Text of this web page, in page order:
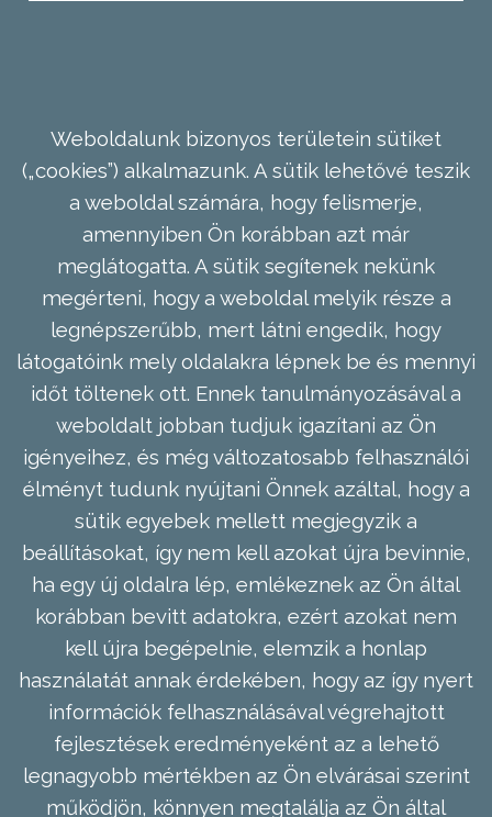
Weboldalunk bizonyos területein sütiket
(„cookies”) alkalmazunk. A sütik lehetővé teszik
a weboldal számára, hogy felismerje,
amennyiben Ön korábban azt már
meglátogatta. A sütik segítenek nekünk
megérteni, hogy a weboldal melyik része a
legnépszerűbb, mert látni engedik, hogy
látogatóink mely oldalakra lépnek be és mennyi
időt töltenek ott. Ennek tanulmányozásával a
weboldalt jobban tudjuk igazítani az Ön
igényeihez, és még változatosabb felhasználói
élményt tudunk nyújtani Önnek azáltal, hogy a
sütik egyebek mellett megjegyzik a
beállításokat, így nem kell azokat újra bevinnie,
ha egy új oldalra lép, emlékeznek az Ön által
korábban bevitt adatokra, ezért azokat nem
kell újra begépelnie, elemzik a honlap
használatát annak érdekében, hogy az így nyert
információk felhasználásával végrehajtott
fejlesztések eredményeként az a lehető
legnagyobb mértékben az Ön elvárásai szerint
működjön, könnyen megtalálja az Ön által